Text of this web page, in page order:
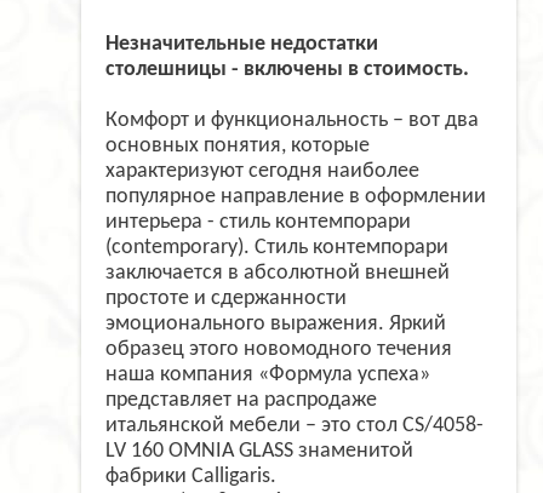
Незначительные недостатки
столешницы - включены в стоимость.
Комфорт и функциональность – вот два
основных понятия, которые
характеризуют сегодня наиболее
популярное направление в оформлении
интерьера - стиль контемпорари
(contemporary). Стиль контемпорари
заключается в абсолютной внешней
простоте и сдержанности
эмоционального выражения. Яркий
образец этого новомодного течения
наша компания «Формула успеха»
представляет на распродаже
итальянской мебели – это стол CS/4058-
LV 160 OMNIA GLASS знаменитой
фабрики Calligaris.